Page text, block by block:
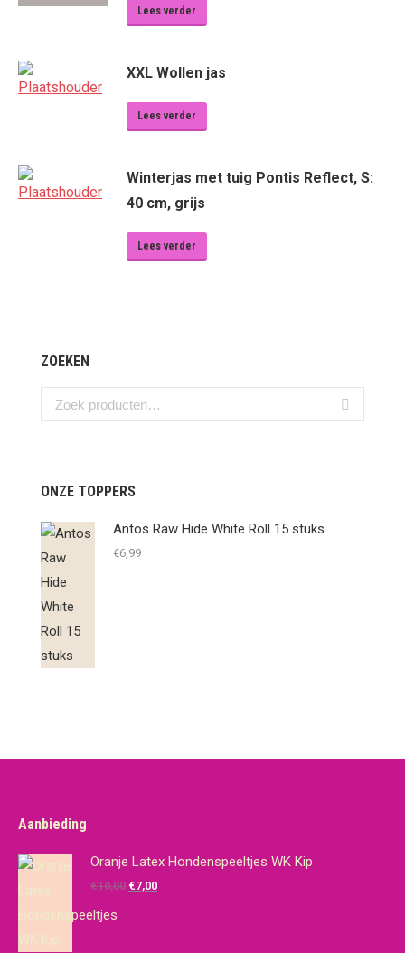
Lees verder
XXL Wollen jas
Lees verder
Winterjas met tuig Pontis Reflect, S:
40 cm, grijs
Lees verder
ZOEKEN
ONZE TOPPERS
Antos Raw Hide White Roll 15 stuks
€6,99
Aanbieding
Oranje Latex Hondenspeeltjes WK Kip
€10,00 Oorspronkelijke
€7,00Huidige